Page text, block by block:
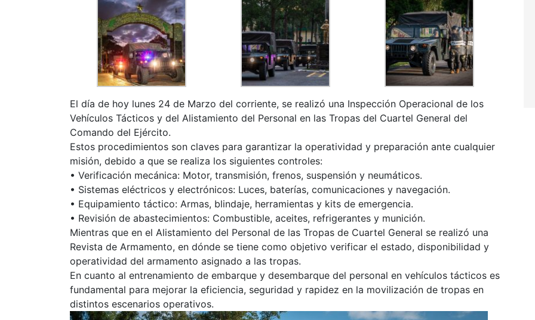
El día de hoy lunes 24 de Marzo del corriente, se realizó una Inspección Operacional de los
Vehículos Tácticos y del Alistamiento del Personal en las Tropas del Cuartel General del
Comando del Ejército.
Estos procedimientos son claves para garantizar la operatividad y preparación ante cualquier
misión, debido a que se realiza los siguientes controles:
• Verificación mecánica: Motor, transmisión, frenos, suspensión y neumáticos.
• Sistemas eléctricos y electrónicos: Luces, baterías, comunicaciones y navegación.
• Equipamiento táctico: Armas, blindaje, herramientas y kits de emergencia.
• Revisión de abastecimientos: Combustible, aceites, refrigerantes y munición.
Mientras que en el Alistamiento del Personal de las Tropas de Cuartel General se realizó una
Revista de Armamento, en dónde se tiene como objetivo verificar el estado, disponibilidad y
operatividad del armamento asignado a las tropas.
En cuanto al entrenamiento de embarque y desembarque del personal en vehículos tácticos es
fundamental para mejorar la eficiencia, seguridad y rapidez en la movilización de tropas en
distintos escenarios operativos.